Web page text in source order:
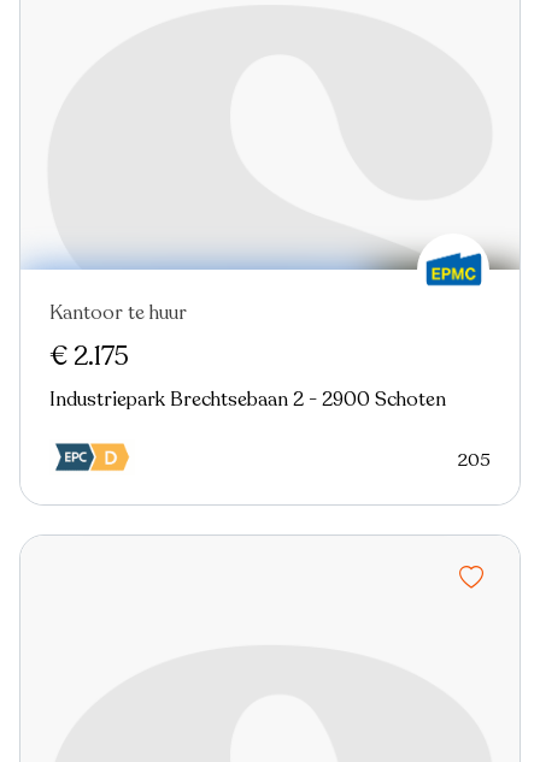
Kantoor te huur
€ 2.175
Industriepark Brechtsebaan 2 - 2900 Schoten
205